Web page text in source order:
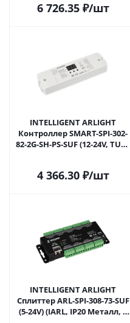
6 726.35₽/шт
INTELLIGENT ARLIGHT
Контроллер SMART-SPI-302-
82-2G-SH-PS-SUF (12-24V, TUYA
Ижевске
4 366.30₽/шт
INTELLIGENT ARLIGHT
Сплиттер ARL-SPI-308-73-SUF
(5-24V) (IARL, IP20 Металл, 3